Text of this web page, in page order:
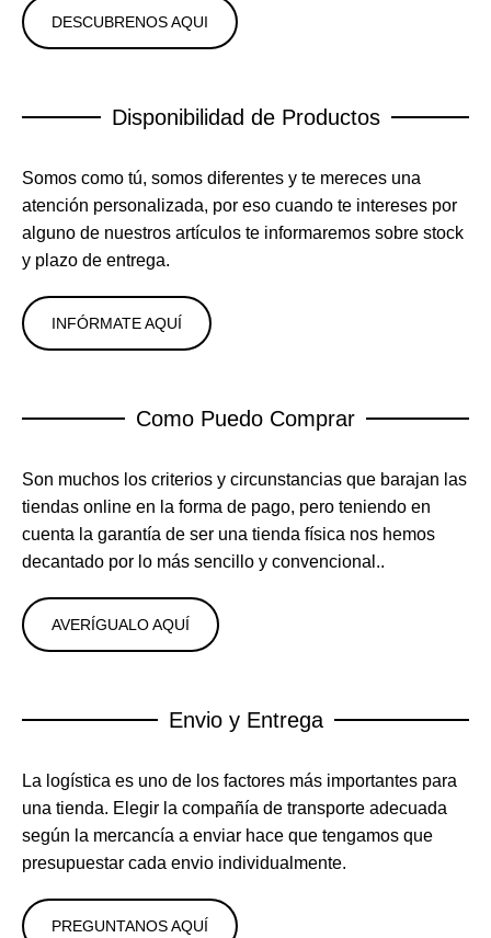
DESCUBRENOS AQUI
Disponibilidad de Productos
Somos como tú, somos diferentes y te mereces una
atención personalizada, por eso cuando te intereses por
alguno de nuestros artículos te informaremos sobre stock
y plazo de entrega.
INFÓRMATE AQUÍ
Como Puedo Comprar
Son muchos los criterios y circunstancias que barajan las
tiendas online en la forma de pago, pero teniendo en
cuenta la garantía de ser una tienda física nos hemos
decantado por lo más sencillo y convencional..
AVERÍGUALO AQUÍ
Envio y Entrega
La logística es uno de los factores más importantes para
una tienda. Elegir la compañía de transporte adecuada
según la mercancía a enviar hace que tengamos que
presupuestar cada envio individualmente.
PREGUNTANOS AQUÍ